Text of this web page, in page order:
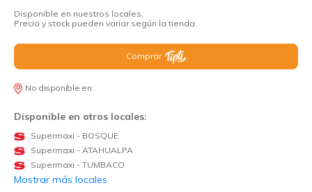
Disponible en nuestros locales.
Precio y stock pueden variar según la tienda.
Comprar
No disponible en:
Disponible en otros locales:
Supermaxi - BOSQUE
Supermaxi - ATAHUALPA
Supermaxi - TUMBACO
Mostrar más locales